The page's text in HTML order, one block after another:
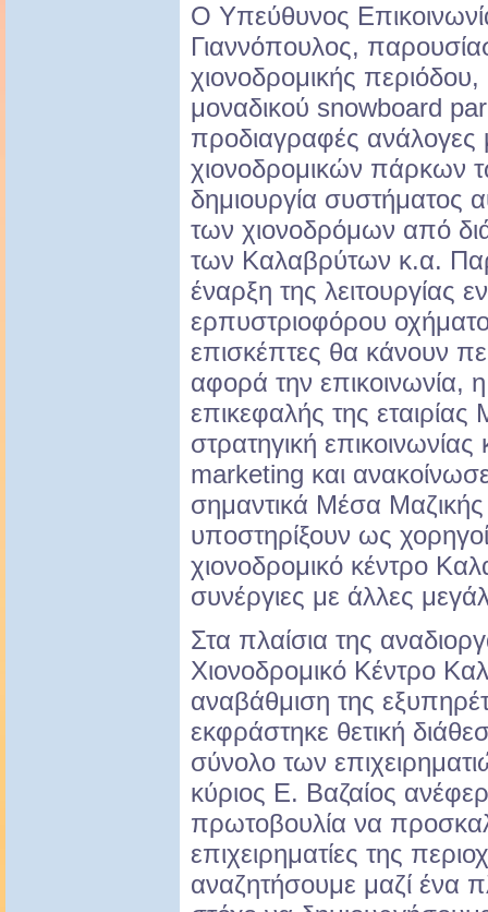
Ο Υπεύθυνος
Γιαννόπουλος,
χιονοδρομικής
μοναδικού snowboard
προδιαγραφές ανάλογες
χιονοδρομικών πάρκων
δημιουργία συστήματος
των χιονοδρόμων από
των Καλαβρύτων κ.α.
έναρξη της λειτουργίας
ερπυστριοφόρου
επισκέπτες θα κάνουν
αφορά την
επικεφαλής της
στρατηγική επικοινωνίας
marketing και
σημαντικά Μέσα
υποστηρίξουν ως
χιονοδρομικό κέντρο
συνέργιες με άλλες
Στα πλαίσια της
Χιονοδρομικό Κέντρο
αναβάθμιση της
εκφράστηκε θετική
σύνολο των
κύριος E. Βαζαίος
πρωτοβουλία να
επιχειρηματίες της
αναζητήσουμε μαζί ένα